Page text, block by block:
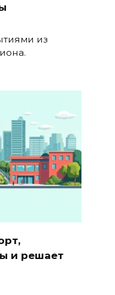
из
и решает